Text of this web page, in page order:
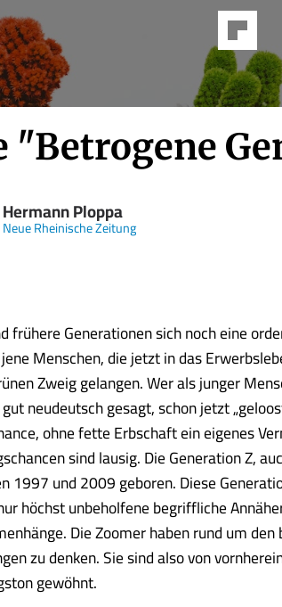
"Betrogene
Hermann Ploppa
Neue Rheinische Zeitung
frühere Generationen sich noch eine
Menschen, die jetzt in das
Zweig gelangen. Wer als junger
neudeutsch gesagt, schon jetzt
ohne fette Erbschaft ein eigenes
sind lausig. Die Generation Z,
1997 und 2009 geboren. Diese
höchst unbeholfene begriffliche
Die Zoomer haben rund um
zu denken. Sie sind also von
gewöhnt.